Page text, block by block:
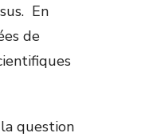
En
de
question